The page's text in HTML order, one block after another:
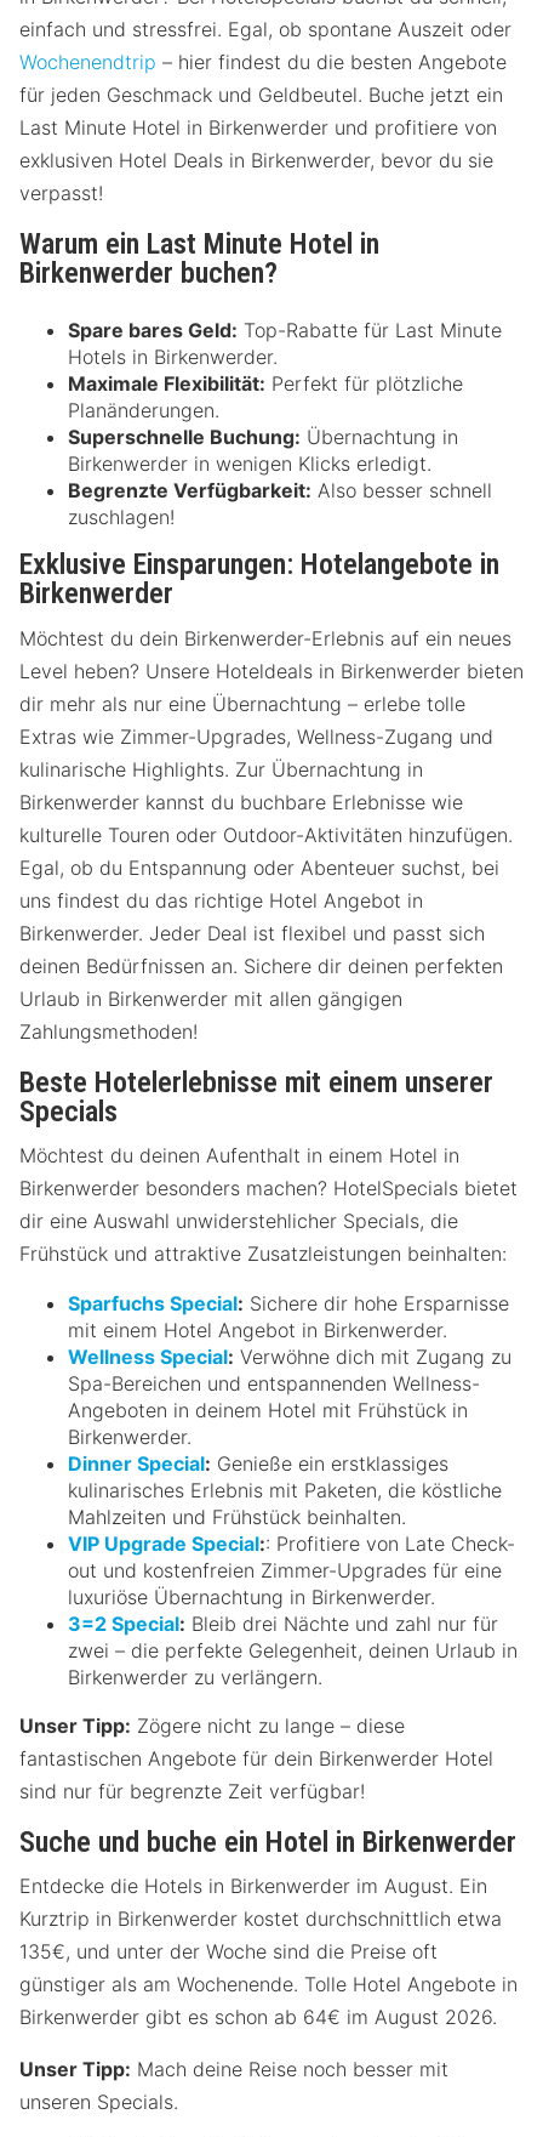
einfach und stressfrei. Egal, ob spontane Auszeit oder
Wochenendtrip – hier findest du die besten Angebote
für jeden Geschmack und Geldbeutel. Buche jetzt ein
Last Minute Hotel in Birkenwerder und profitiere von
exklusiven Hotel Deals in Birkenwerder, bevor du sie
verpasst!
Warum ein Last Minute Hotel in
Birkenwerder buchen?
Spare bares Geld: Top-Rabatte für Last Minute
Hotels in Birkenwerder.
Maximale Flexibilität: Perfekt für plötzliche
Planänderungen.
Superschnelle Buchung: Übernachtung in
Birkenwerder in wenigen Klicks erledigt.
Begrenzte Verfügbarkeit: Also besser schnell
zuschlagen!
Exklusive Einsparungen: Hotelangebote in
Birkenwerder
Möchtest du dein Birkenwerder-Erlebnis auf ein neues
Level heben? Unsere Hoteldeals in Birkenwerder bieten
dir mehr als nur eine Übernachtung – erlebe tolle
Extras wie Zimmer-Upgrades, Wellness-Zugang und
kulinarische Highlights. Zur Übernachtung in
Birkenwerder kannst du buchbare Erlebnisse wie
kulturelle Touren oder Outdoor-Aktivitäten hinzufügen.
Egal, ob du Entspannung oder Abenteuer suchst, bei
uns findest du das richtige Hotel Angebot in
Birkenwerder. Jeder Deal ist flexibel und passt sich
deinen Bedürfnissen an. Sichere dir deinen perfekten
Urlaub in Birkenwerder mit allen gängigen
Zahlungsmethoden!
Beste Hotelerlebnisse mit einem unserer
Specials
Möchtest du deinen Aufenthalt in einem Hotel in
Birkenwerder besonders machen? HotelSpecials bietet
dir eine Auswahl unwiderstehlicher Specials, die
Frühstück und attraktive Zusatzleistungen beinhalten:
Sparfuchs Special: Sichere dir hohe Ersparnisse
mit einem Hotel Angebot in Birkenwerder.
Wellness Special: Verwöhne dich mit Zugang zu
Spa-Bereichen und entspannenden Wellness-
Angeboten in deinem Hotel mit Frühstück in
Birkenwerder.
Dinner Special: Genieße ein erstklassiges
kulinarisches Erlebnis mit Paketen, die köstliche
Mahlzeiten und Frühstück beinhalten.
VIP Upgrade Special:: Profitiere von Late Check-
out und kostenfreien Zimmer-Upgrades für eine
luxuriöse Übernachtung in Birkenwerder.
3=2 Special: Bleib drei Nächte und zahl nur für
zwei – die perfekte Gelegenheit, deinen Urlaub in
Birkenwerder zu verlängern.
Unser Tipp: Zögere nicht zu lange – diese
fantastischen Angebote für dein Birkenwerder Hotel
sind nur für begrenzte Zeit verfügbar!
Suche und buche ein Hotel in Birkenwerder
Entdecke die Hotels in Birkenwerder im August. Ein
Kurztrip in Birkenwerder kostet durchschnittlich etwa
135€, und unter der Woche sind die Preise oft
günstiger als am Wochenende. Tolle Hotel Angebote in
Birkenwerder gibt es schon ab 64€ im August 2026.
Unser Tipp: Mach deine Reise noch besser mit
unseren Specials.